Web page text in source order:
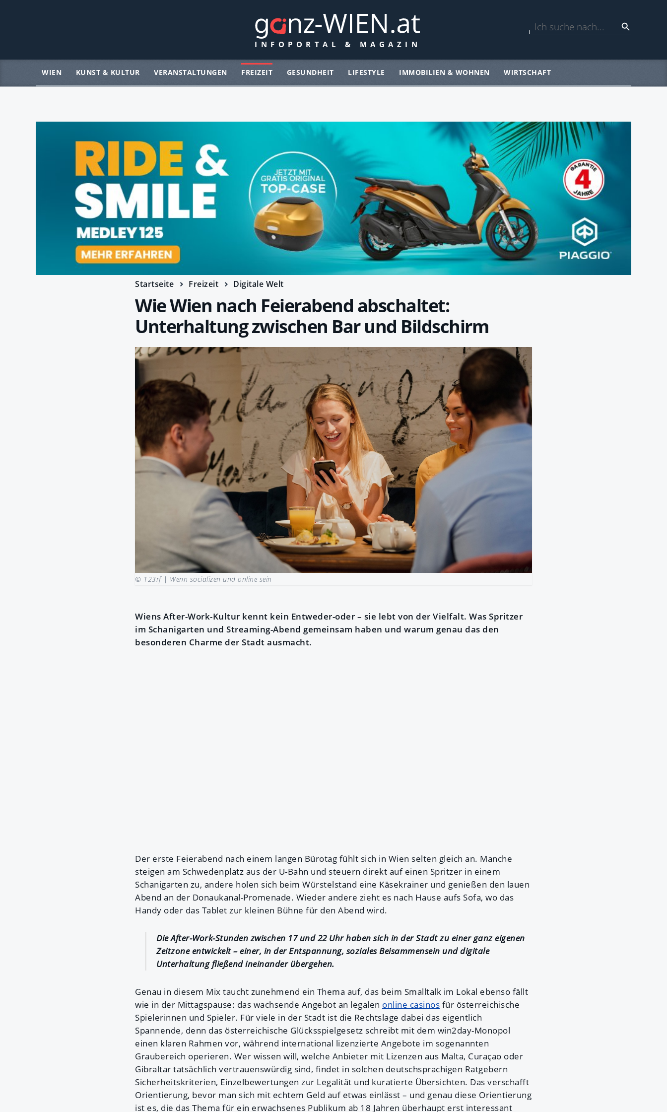
WIEN KUNST & KULTUR VERANSTALTUNGEN FREIZEIT GESUNDHEIT LIFESTYLE IMMOBILIEN & WOHNEN WIRTSCHAFT
Startseite Freizeit Digitale Welt
Wie Wien nach Feierabend abschaltet:
Unterhaltung zwischen Bar und Bildschirm
© 123rf | Wenn socializen und online sein
Wiens After-Work-Kultur kennt kein Entweder-oder – sie lebt von der Vielfalt. Was Spritzer
im Schanigarten und Streaming-Abend gemeinsam haben und warum genau das den
besonderen Charme der Stadt ausmacht.
Der erste Feierabend nach einem langen Bürotag fühlt sich in Wien selten gleich an. Manche
steigen am Schwedenplatz aus der U-Bahn und steuern direkt auf einen Spritzer in einem
Schanigarten zu, andere holen sich beim Würstelstand eine Käsekrainer und genießen den lauen
Abend an der Donaukanal-Promenade. Wieder andere zieht es nach Hause aufs Sofa, wo das
Handy oder das Tablet zur kleinen Bühne für den Abend wird.
Die After-Work-Stunden zwischen 17 und 22 Uhr haben sich in der Stadt zu einer ganz eigenen
Zeitzone entwickelt – einer, in der Entspannung, soziales Beisammensein und digitale
Unterhaltung fließend ineinander übergehen.
Genau in diesem Mix taucht zunehmend ein Thema auf, das beim Smalltalk im Lokal ebenso fällt
wie in der Mittagspause: das wachsende Angebot an legalen online casinos für österreichische
Spielerinnen und Spieler. Für viele in der Stadt ist die Rechtslage dabei das eigentlich
Spannende, denn das österreichische Glücksspielgesetz schreibt mit dem win2day-Monopol
einen klaren Rahmen vor, während international lizenzierte Angebote im sogenannten
Graubereich operieren. Wer wissen will, welche Anbieter mit Lizenzen aus Malta, Curaçao oder
Gibraltar tatsächlich vertrauenswürdig sind, findet in solchen deutschsprachigen Ratgebern
Sicherheitskriterien, Einzelbewertungen zur Legalität und kuratierte Übersichten. Das verschafft
Orientierung, bevor man sich mit echtem Geld auf etwas einlässt – und genau diese Orientierung
ist es, die das Thema für ein erwachsenes Publikum ab 18 Jahren überhaupt erst interessant